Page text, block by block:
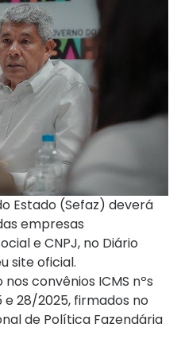
Estado (Sefaz) deverá
empresas
e CNPJ, no Diário
site oficial.
convênios ICMS nºs
e 28/2025, firmados no
de Política Fazendária